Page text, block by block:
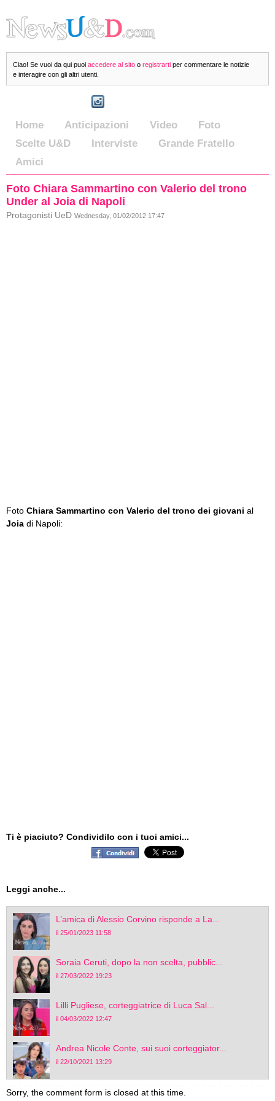
Ciao! Se vuoi da qui puoi accedere al sito o registrarti per commentare le notizie
e interagire con gli altri utenti.
Home Anticipazioni Video
Foto
Scelte U&D
Interviste
Grande Fratello
Amici
Foto Chiara Sammartino con Valerio del trono
Under al Joia di Napoli
Protagonisti UeD Wednesday, 01/02/2012 17:47
Foto Chiara Sammartino con Valerio del trono dei giovani al
Joia di Napoli:
Ti è piaciuto? Condividilo con i tuoi amici...
Leggi anche...
L’amica di Alessio Corvino risponde a La...
il 25/01/2023 11:58
Soraia Ceruti, dopo la non scelta, pubblic...
il 27/03/2022 19:23
Lilli Pugliese, corteggiatrice di Luca Sal...
il 04/03/2022 12:47
Andrea Nicole Conte, sui suoi corteggiator...
il 22/10/2021 13:29
Sorry, the comment form is closed at this time.